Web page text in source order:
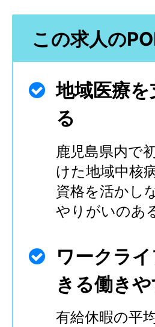
この求人の
地域医療
る
鹿児島県内で
けた地域中核
資格を活かし
やりがいのあ
ワークラ
きる働き
有給休暇の平